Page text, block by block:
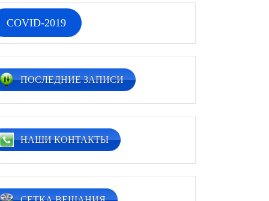
COVID-2019
ПОСЛЕДНИЕ ЗАПИСИ
НАШИ КОНТАКТЫ